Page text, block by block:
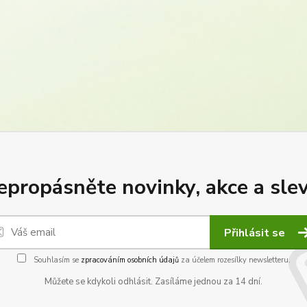
novinky, akce a
Přihlásit se
Souhlasím se zpracováním osobních údajůza účelem rozesílky newsletteru.
Můžete se kdykoli odhlásit. Zasíláme jednou za 14 dní.